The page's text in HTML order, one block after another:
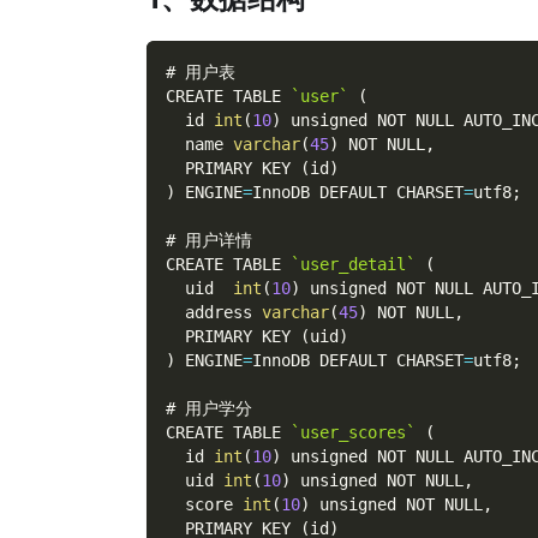
# 用户表
CREATE TABLE
`user`
(
  id
int (10) unsigned NOT NULL
  name
varchar(45) NOT NULL ,
  PRIMARY KEY
(id )
)
ENGINE=InnoDB DEFAULT CHARSET=utf8;
# 用户详情
CREATE TABLE
`user_detail`
(
  uid
int (10) unsigned NOT NULL
  address
varchar(45) NOT NULL ,
  PRIMARY KEY
(uid )
)
ENGINE=InnoDB DEFAULT CHARSET=utf8;
# 用户学分
CREATE TABLE
`user_scores`
(
  id
int (10) unsigned NOT NULL
  uid
int (10) unsigned NOT NULL ,
  score
int (10) unsigned NOT NULL ,
  PRIMARY KEY
(id )